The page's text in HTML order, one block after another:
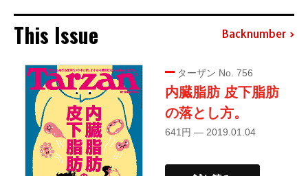
This Issue Backnumber
ターザン No. 756
内臓脂肪 皮下脂肪
の落とし方。
641円 — 2019.01.04